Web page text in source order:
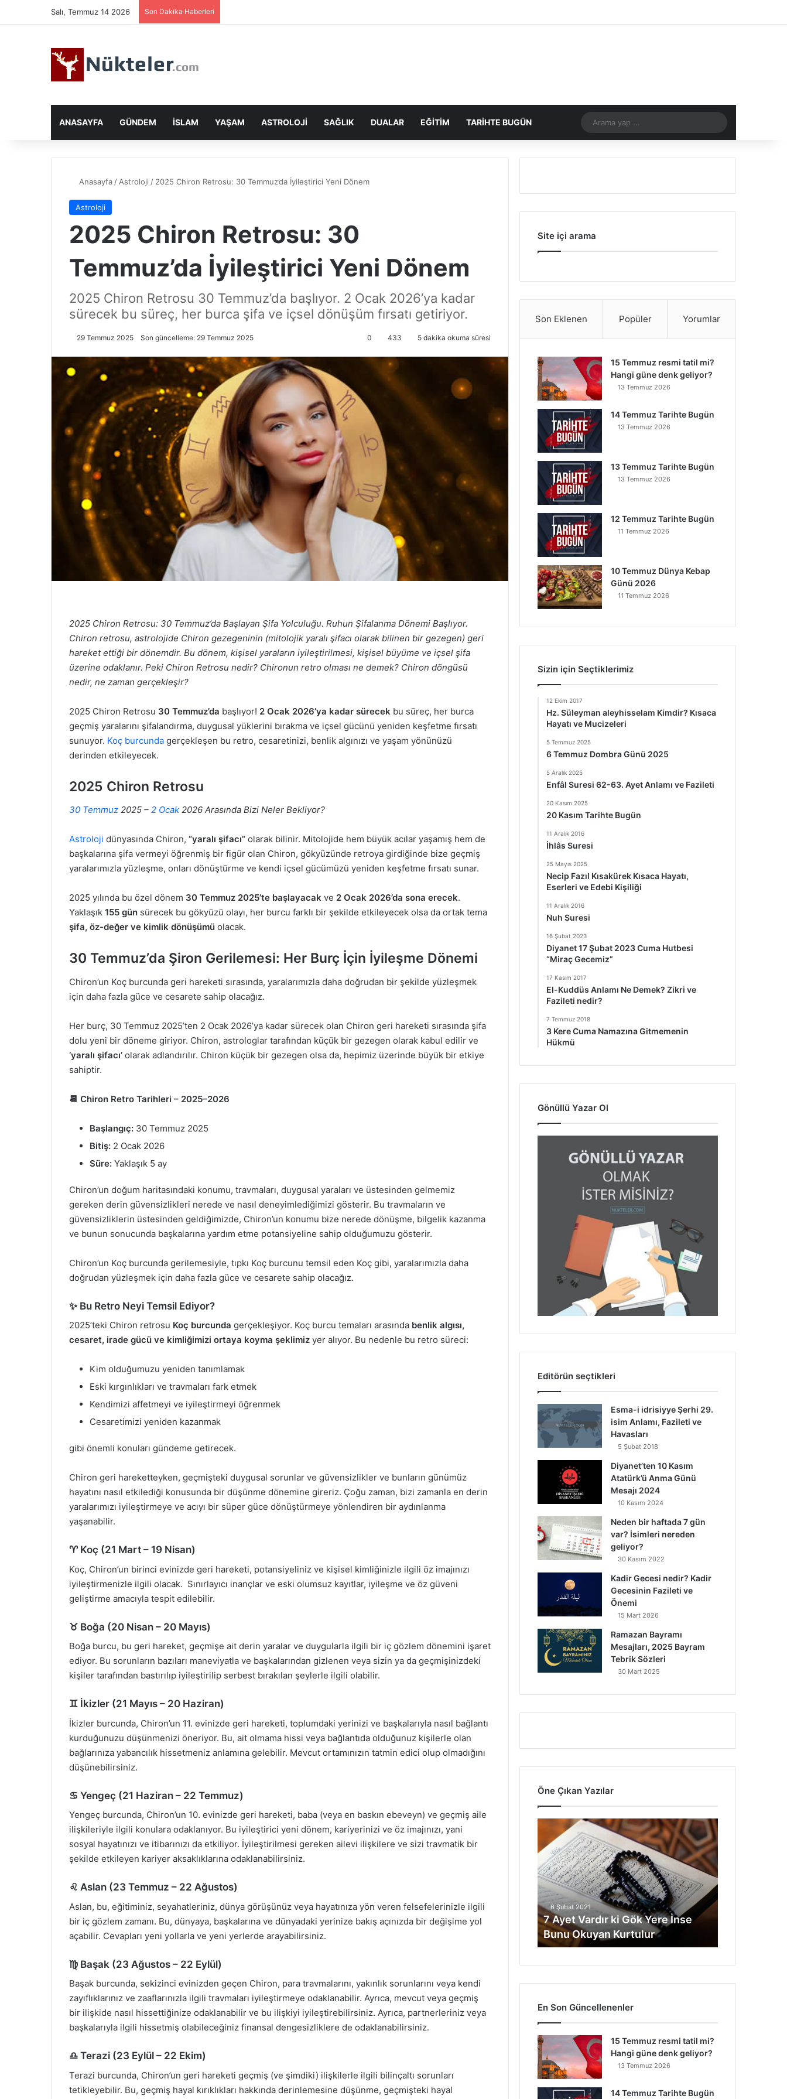
Salı, Temmuz 14 2026 Son Dakika Haberleri
ANASAYFA GÜNDEM İSLAM YAŞAM ASTROLOJI SAĞLIK DUALAR EĞITIM TARIHTE BUGÜN
yap
Anasayfa / Astroloji / 2025 Chiron Retrosu: 30 Temmuz’da İyileştirici Yeni Dönem
Astroloji
2025 Chiron Retrosu: 30
Temmuz’da İyileştirici Yeni Dönem
2025 Chiron Retrosu 30 Temmuz’da başlıyor. 2 Ocak 2026’ya kadar
sürecek bu süreç, her burca şifa ve içsel dönüşüm fırsatı getiriyor.
29 Temmuz 2025 Son güncelleme: 29 Temmuz 2025 0 433 5 dakika okuma süresi
2025 Chiron Retrosu: 30 Temmuz’da Başlayan Şifa Yolculuğu. Ruhun Şifalanma Dönemi Başlıyor.
Chiron retrosu, astrolojide Chiron gezegeninin (mitolojik yaralı şifacı olarak bilinen bir gezegen) geri
hareket ettiği bir dönemdir. Bu dönem, kişisel yaraların iyileştirilmesi, kişisel büyüme ve içsel şifa
üzerine odaklanır. Peki Chiron Retrosu nedir? Chironun retro olması ne demek? Chiron döngüsü
nedir, ne zaman gerçekleşir?
2025 Chiron Retrosu 30 Temmuz’da başlıyor! 2 Ocak 2026’ya kadar sürecek bu süreç, her burca
geçmiş yaralarını şifalandırma, duygusal yüklerini bırakma ve içsel gücünü yeniden keşfetme fırsatı
sunuyor. Koç burcunda gerçekleşen bu retro, cesaretinizi, benlik algınızı ve yaşam yönünüzü
derinden etkileyecek.
2025 Chiron Retrosu
30 Temmuz 2025 – 2 Ocak 2026 Arasında Bizi Neler Bekliyor?
Astroloji dünyasında Chiron, “yaralı şifacı” olarak bilinir. Mitolojide hem büyük acılar yaşamış hem de
başkalarına şifa vermeyi öğrenmiş bir figür olan Chiron, gökyüzünde retroya girdiğinde bize geçmiş
yaralarımızla yüzleşme, onları dönüştürme ve kendi içsel gücümüzü yeniden keşfetme fırsatı sunar.
2025 yılında bu özel dönem 30 Temmuz 2025’te başlayacak ve 2 Ocak 2026’da sona erecek.
Yaklaşık 155 gün sürecek bu gökyüzü olayı, her burcu farklı bir şekilde etkileyecek olsa da ortak tema
şifa, öz-değer ve kimlik dönüşümü olacak.
30 Temmuz’da Şiron Gerilemesi: Her Burç İçin İyileşme Dönemi
Chiron’un Koç burcunda geri hareketi sırasında, yaralarımızla daha doğrudan bir şekilde yüzleşmek
için daha fazla güce ve cesarete sahip olacağız.
Her burç, 30 Temmuz 2025’ten 2 Ocak 2026’ya kadar sürecek olan Chiron geri hareketi sırasında şifa
dolu yeni bir döneme giriyor. Chiron, astrologlar tarafından küçük bir gezegen olarak kabul edilir ve
‘yaralı şifacı’ olarak adlandırılır. Chiron küçük bir gezegen olsa da, hepimiz üzerinde büyük bir etkiye
sahiptir.
📆 Chiron Retro Tarihleri – 2025–2026
Başlangıç: 30 Temmuz 2025
Bitiş: 2 Ocak 2026
Süre: Yaklaşık 5 ay
Chiron’un doğum haritasındaki konumu, travmaları, duygusal yaraları ve üstesinden gelmemiz
gereken derin güvensizlikleri nerede ve nasıl deneyimlediğimizi gösterir. Bu travmaların ve
güvensizliklerin üstesinden geldiğimizde, Chiron’un konumu bize nerede dönüşme, bilgelik kazanma
ve bunun sonucunda başkalarına yardım etme potansiyeline sahip olduğumuzu gösterir.
Chiron’un Koç burcunda gerilemesiyle, tıpkı Koç burcunu temsil eden Koç gibi, yaralarımızla daha
doğrudan yüzleşmek için daha fazla güce ve cesarete sahip olacağız.
✨ Bu Retro Neyi Temsil Ediyor?
2025’teki Chiron retrosu Koç burcunda gerçekleşiyor. Koç burcu temaları arasında benlik algısı,
cesaret, irade gücü ve kimliğimizi ortaya koyma şeklimiz yer alıyor. Bu nedenle bu retro süreci:
Kim olduğumuzu yeniden tanımlamak
Eski kırgınlıkları ve travmaları fark etmek
Kendimizi affetmeyi ve iyileştirmeyi öğrenmek
Cesaretimizi yeniden kazanmak
gibi önemli konuları gündeme getirecek.
Chiron geri hareketteyken, geçmişteki duygusal sorunlar ve güvensizlikler ve bunların günümüz
hayatını nasıl etkilediği konusunda bir düşünme dönemine gireriz. Çoğu zaman, bizi zamanla en derin
yaralarımızı iyileştirmeye ve acıyı bir süper güce dönüştürmeye yönlendiren bir aydınlanma
yaşanabilir.
♈ Koç (21 Mart – 19 Nisan)
Koç, Chiron’un birinci evinizde geri hareketi, potansiyeliniz ve kişisel kimliğinizle ilgili öz imajınızı
iyileştirmenizle ilgili olacak. Sınırlayıcı inançlar ve eski olumsuz kayıtlar, iyileşme ve öz güveni
geliştirme amacıyla tespit edilebilir.
♉ Boğa (20 Nisan – 20 Mayıs)
Boğa burcu, bu geri hareket, geçmişe ait derin yaralar ve duygularla ilgili bir iç gözlem dönemini işaret
ediyor. Bu sorunların bazıları maneviyatla ve başkalarından gizlenen veya sizin ya da geçmişinizdeki
kişiler tarafından bastırılıp iyileştirilip serbest bırakılan şeylerle ilgili olabilir.
♊ İkizler (21 Mayıs – 20 Haziran)
İkizler burcunda, Chiron’un 11. evinizde geri hareketi, toplumdaki yerinizi ve başkalarıyla nasıl bağlantı
kurduğunuzu düşünmenizi öneriyor. Bu, ait olmama hissi veya bağlantıda olduğunuz kişilerle olan
bağlarınıza yabancılık hissetmeniz anlamına gelebilir. Mevcut ortamınızın tatmin edici olup olmadığını
düşünebilirsiniz.
♋ Yengeç (21 Haziran – 22 Temmuz)
Yengeç burcunda, Chiron’un 10. evinizde geri hareketi, baba (veya en baskın ebeveyn) ve geçmiş aile
ilişkileriyle ilgili konulara odaklanıyor. Bu iyileştirici yeni dönem, kariyerinizi ve öz imajınızı, yani
sosyal hayatınızı ve itibarınızı da etkiliyor. İyileştirilmesi gereken ailevi ilişkilere ve sizi travmatik bir
şekilde etkileyen kariyer aksaklıklarına odaklanabilirsiniz.
♌ Aslan (23 Temmuz – 22 Ağustos)
Aslan, bu, eğitiminiz, seyahatleriniz, dünya görüşünüz veya hayatınıza yön veren felsefelerinizle ilgili
bir iç gözlem zamanı. Bu, dünyaya, başkalarına ve dünyadaki yerinize bakış açınızda bir değişime yol
açabilir. Cevapları yeni yollarla ve yeni yerlerde arayabilirsiniz.
♍ Başak (23 Ağustos – 22 Eylül)
Başak burcunda, sekizinci evinizden geçen Chiron, para travmalarını, yakınlık sorunlarını veya kendi
zayıflıklarınız ve zaaflarınızla ilgili travmaları iyileştirmeye odaklanabilir. Ayrıca, mevcut veya geçmiş
bir ilişkide nasıl hissettiğinize odaklanabilir ve bu ilişkiyi iyileştirebilirsiniz. Ayrıca, partnerleriniz veya
başkalarıyla ilgili hissetmiş olabileceğiniz finansal dengesizliklere de odaklanabilirsiniz.
♎ Terazi (23 Eylül – 22 Ekim)
Terazi burcunda, Chiron’un geri hareketi geçmiş (ve şimdiki) ilişkilerle ilgili bilinçaltı sorunları
tetikleyebilir. Bu, geçmiş hayal kırıklıkları hakkında derinlemesine düşünme, geçmişteki hayal
Site içi arama
Son Eklenen Popüler Yorumlar
15 Temmuz resmi tatil mi?
Hangi güne denk geliyor?
13 Temmuz 2026
14 Temmuz Tarihte Bugün
13 Temmuz 2026
13 Temmuz Tarihte Bugün
13 Temmuz 2026
12 Temmuz Tarihte Bugün
11 Temmuz 2026
10 Temmuz Dünya Kebap
Günü 2026
11 Temmuz 2026
Sizin için Seçtiklerimiz
12 Ekim 2017
Hz. Süleyman aleyhisselam Kimdir? Kısaca
Hayatı ve Mucizeleri
5 Temmuz 2025
6 Temmuz Dombra Günü 2025
5 Aralık 2025
Enfâl Suresi 62-63. Ayet Anlamı ve Fazileti
20 Kasım 2025
20 Kasım Tarihte Bugün
11 Aralık 2016
İhlâs Suresi
25 Mayıs 2025
Necip Fazıl Kısakürek Kısaca Hayatı,
Eserleri ve Edebi Kişiliği
11 Aralık 2016
Nuh Suresi
16 Şubat 2023
Diyanet 17 Şubat 2023 Cuma Hutbesi
“Miraç Gecemiz”
17 Kasım 2017
El-Kuddüs Anlamı Ne Demek? Zikri ve
Fazileti nedir?
7 Temmuz 2018
3 Kere Cuma Namazına Gitmemenin
Hükmü
Gönüllü Yazar Ol
Editörün seçtikleri
Esma-i idrisiyye Şerhi 29.
isim Anlamı, Fazileti ve
Havasları
5 Şubat 2018
Diyanet’ten 10 Kasım
Atatürk’ü Anma Günü
Mesajı 2024
10 Kasım 2024
Neden bir haftada 7 gün
var? İsimleri nereden
geliyor?
30 Kasım 2022
Kadir Gecesi nedir? Kadir
Gecesinin Fazileti ve
Önemi
15 Mart 2026
Ramazan Bayramı
Mesajları, 2025 Bayram
Tebrik Sözleri
30 Mart 2025
Öne Çıkan Yazılar
Ayet
Vardır
Gök
Yere
İnse
Bunu
Okuyan
Kurtulur
6 Şubat 2021
7 Ayet Vardır ki Gök Yere İnse
Bunu Okuyan Kurtulur
En Son Güncellenenler
15 Temmuz resmi tatil mi?
Hangi güne denk geliyor?
13 Temmuz 2026
14 Temmuz Tarihte Bugün